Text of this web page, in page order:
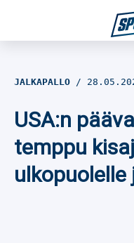
Jalkapallo
Yleisurheilu
JALKAPALLO
USA:n
temppu
ulkopuolelle